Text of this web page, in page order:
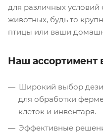
для различных
животных, будь то
птицы или ваши
Наш ассортимент
Широкий выбор
для обработки
клеток и инвентаря.
Эффективные